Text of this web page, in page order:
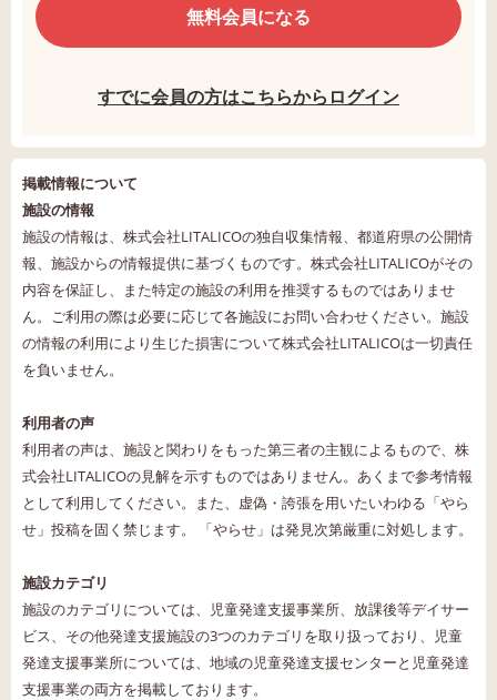
無料会員になる
すでに会員の方はこちらからログイン
掲載情報について
施設の情報
施設の情報は、株式会社LITALICOの独自収集情報、都道府県の公開情
報、施設からの情報提供に基づくものです。株式会社LITALICOがその
内容を保証し、また特定の施設の利用を推奨するものではありませ
ん。ご利用の際は必要に応じて各施設にお問い合わせください。施設
の情報の利用により生じた損害について株式会社LITALICOは一切責任
を負いません。
利用者の声
利用者の声は、施設と関わりをもった第三者の主観によるもので、株
式会社LITALICOの見解を示すものではありません。あくまで参考情報
として利用してください。また、虚偽・誇張を用いたいわゆる「やら
せ」投稿を固く禁じます。 「やらせ」は発見次第厳重に対処します。
施設カテゴリ
施設のカテゴリについては、児童発達支援事業所、放課後等デイサー
ビス、その他発達支援施設の3つのカテゴリを取り扱っており、児童
発達支援事業所については、地域の児童発達支援センターと児童発達
支援事業の両方を掲載しております。